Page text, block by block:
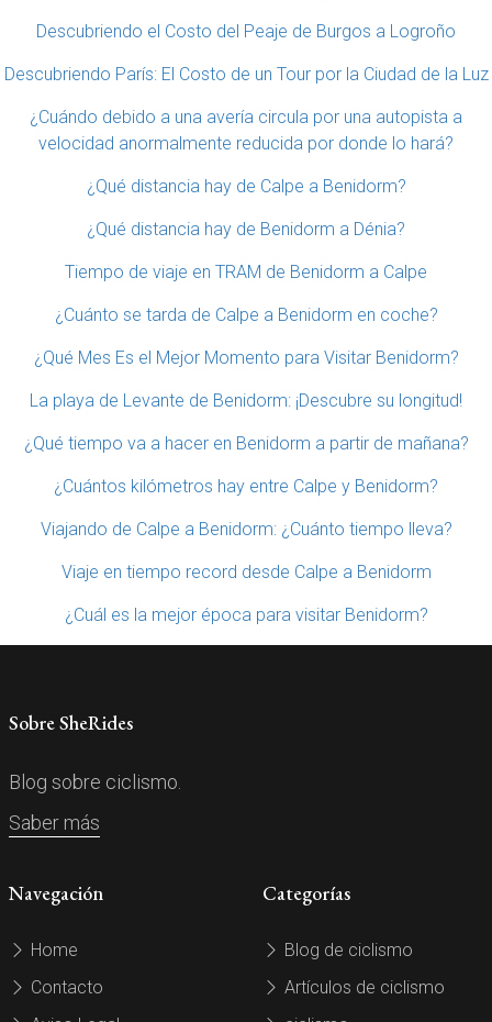
Descubriendo el Costo del Peaje de Burgos a Logroño
Descubriendo París: El Costo de un Tour por la Ciudad de la Luz
¿Cuándo debido a una avería circula por una autopista a
velocidad anormalmente reducida por donde lo hará?
¿Qué distancia hay de Calpe a Benidorm?
¿Qué distancia hay de Benidorm a Dénia?
Tiempo de viaje en TRAM de Benidorm a Calpe
¿Cuánto se tarda de Calpe a Benidorm en coche?
¿Qué Mes Es el Mejor Momento para Visitar Benidorm?
La playa de Levante de Benidorm: ¡Descubre su longitud!
¿Qué tiempo va a hacer en Benidorm a partir de mañana?
¿Cuántos kilómetros hay entre Calpe y Benidorm?
Viajando de Calpe a Benidorm: ¿Cuánto tiempo lleva?
Viaje en tiempo record desde Calpe a Benidorm
¿Cuál es la mejor época para visitar Benidorm?
Sobre SheRides
Blog sobre ciclismo.
Saber más
Navegación
Home
Contacto
Categorías
Blog de ciclismo
Artículos de ciclismo